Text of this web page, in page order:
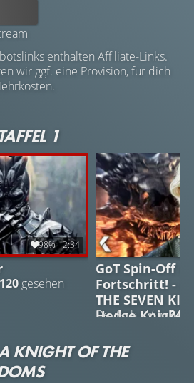
enthalten Affiliate-Links.
wir ggf. eine Provision, für dich
1
98% 2:34
gesehen
GoT Spin-Off
Fortschritt! - A
THE SEVEN
Hedge Knight
Deutsch • Von
KNIGHT OF THE